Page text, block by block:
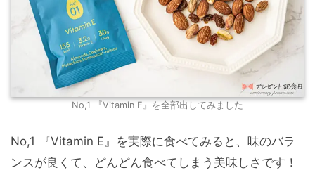
No,1 『Vitamin E』を全部出してみました
No,1 『Vitamin E』を実際に食べてみると、味のバラ
ンスが良くて、どんどん食べてしまう美味しさです！